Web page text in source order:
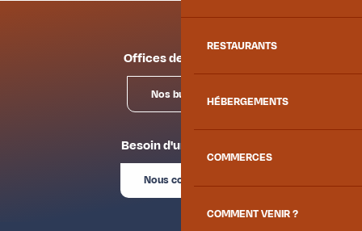
RESTAURANTS
HÉBERGEMENTS
COMMERCES
COMMENT VENIR ?
Offices de tourisme
Nos bureaux
Besoin d'un conseil ?
Nous contacter